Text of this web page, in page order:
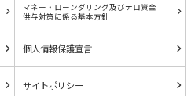
マネー・ローンダリング及びテロ資金
供与対策に係る基本方針
個人情報保護宣言
サイトポリシー